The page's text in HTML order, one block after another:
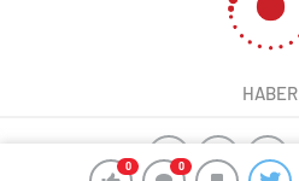
0 0
HABER